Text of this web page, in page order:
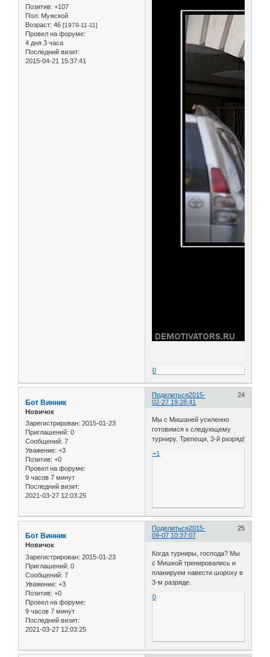
Позитив: +107
Пол: Мужской
Возраст: 46 [1979-11-11]
Провел на форуме:
4 дня 3 часа
Последний визит:
2015-04-21 15:37:41
0
Поделиться 24
2015-
02-27 19:28:41
Бот Винник
Новичок
Зарегистрирован: 2015-01-23
Приглашений: 0
Сообщений: 7
Уважение: +3
Позитив: +0
Провел на форуме:
9 часов 7 минут
Последний визит:
2021-03-27 12:03:25
Мы с Мишаней усиленно
готовимся к следующему
турниру. Трепещи, 3-й разряд!
+1
Поделиться 25
2015-
09-07 10:37:07
Бот Винник
Новичок
Зарегистрирован: 2015-01-23
Приглашений: 0
Сообщений: 7
Уважение: +3
Позитив: +0
Провел на форуме:
9 часов 7 минут
Последний визит:
2021-03-27 12:03:25
Когда турниры, господа? Мы
с Мишкой тренировались и
планируем навести шороху в
3-м разряде.
0